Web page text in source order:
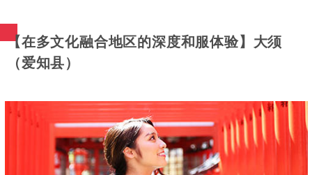
【在多文化融合地区的深度和服体验】大须
（爱知县）